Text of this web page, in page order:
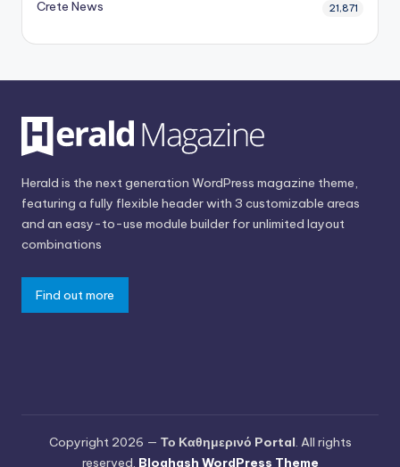
Crete News 21,871
Herald is the next generation WordPress magazine theme,
featuring a fully flexible header with 3 customizable areas
and an easy-to-use module builder for unlimited layout
combinations
Find out more
Copyright 2026 — Το Καθημερινό Portal. All rights
reserved. Bloghash WordPress Theme